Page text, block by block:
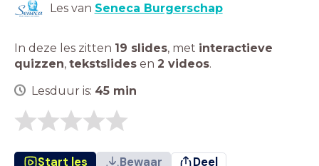
Les van Seneca Burgerschap
In deze les zitten 19 slides, met interactieve
quizzen, tekstslides en 2 videos.
Lesduur is: 45 min
Start les Bewaar Deel